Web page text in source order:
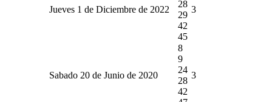
Jueves 1 de Diciembre de 2022
28
29
42
45
3
Sabado 20 de Junio de 2020
8
9
24
28
42
3